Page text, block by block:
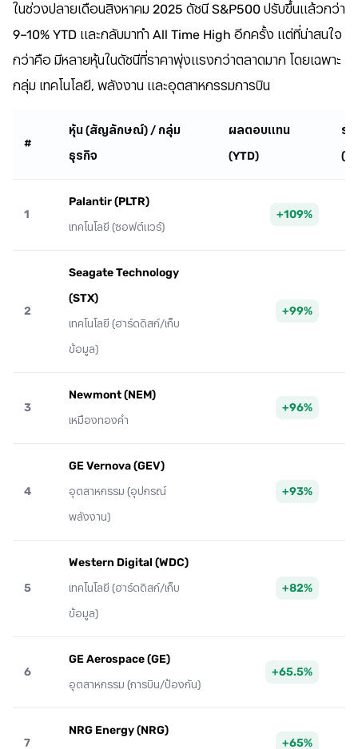
ในช่วงปลายเดือนสิงหาคม 2025 ดัชนี S&P500 ปรับขึ้นแล้วกว่า
9–10% YTD และกลับมาทำ All Time High อีกครั้ง แต่ที่น่าสนใจ
กว่าคือ มีหลายหุ้นในดัชนีที่ราคาพุ่งแรงกว่าตลาดมาก โดยเฉพาะ
กลุ่ม เทคโนโลยี, พลังงาน และอุตสาหกรรมการบิน
#
หุ้น (สัญลักษณ์) / กลุ่ม
ธุรกิจ
ผลตอบแทน
(YTD)
ร
1
Palantir (PLTR)
เทคโนโลยี (ซอฟต์แวร์)
+109%
2
Seagate Technology
(STX)
เทคโนโลยี (ฮาร์ดดิสก์/เก็บ
ข้อมูล)
+99%
3
Newmont (NEM)
เหมืองทองคำ
+96%
4
GE Vernova (GEV)
อุตสาหกรรม (อุปกรณ์
พลังงาน)
+93%
5
Western Digital (WDC)
เทคโนโลยี (ฮาร์ดดิสก์/เก็บ
ข้อมูล)
+82%
6
GE Aerospace (GE)
อุตสาหกรรม (การบิน/ป้องกัน)
+65.5%
7
NRG Energy (NRG)
+65%